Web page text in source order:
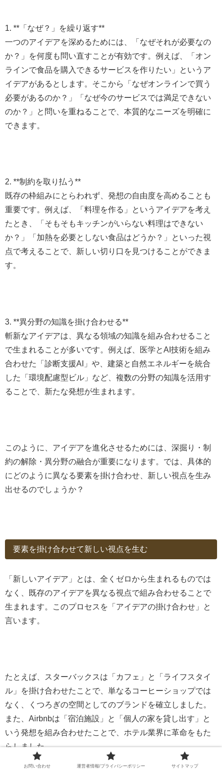
1. **「なぜ？」を繰り返す**
一つのアイデアを深めるためには、「なぜそれが必要なの
か？」を何度も問い直すことが有効です。例えば、「オン
ラインで食品を購入できるサービスを作りたい」というア
イデアがあるとします。そこから「なぜオンラインで買う
必要があるのか？」「なぜ今のサービスでは満足できない
のか？」と問いを重ねることで、本質的なニーズを明確に
できます。
2. **制約を取り払う**
既存の枠組みにとらわれず、発想の自由度を高めることも
重要です。例えば、「料理を作る」というアイデアを考え
たとき、「そもそもキッチンがいらない料理はできない
か？」「加熱を必要としない食品はどうか？」といった視
点で考えることで、新しい切り口を見つけることができま
す。
3. **異分野の知識を掛け合わせる**
斬新なアイデアは、異なる領域の知識を組み合わせること
で生まれることが多いです。例えば、医学とAI技術を組み
合わせた「診断支援AI」や、建築と自然エネルギーを統合
した「環境配慮型ビル」など、複数の分野の知識を活用す
ることで、新たな発想が生まれます。
このように、アイデアを進化させるためには、深掘り・制
約の解除・異分野の融合が重要になります。では、具体的
にどのように異なる要素を掛け合わせ、新しい視点を生み
出せるのでしょうか？
要素を掛け合わせて新しい視点を生む
「新しいアイデア」とは、全くゼロから生まれるものでは
なく、既存のアイデアを異なる視点で組み合わせることで
生まれます。このプロセスを「アイデアの掛け合わせ」と
言います。
たとえば、スターバックスは「カフェ」と「ライフスタイ
ル」を掛け合わせたことで、単なるコーヒーショップでは
なく、くつろぎの空間としてのブランドを確立しました。
また、Airbnbは「宿泊施設」と「個人の家を貸し出す」と
いう発想を組み合わせたことで、ホテル業界に革命をもた
らしました。
お問い合わせ 運営者情報/プライバシーポリシー サイトマップ